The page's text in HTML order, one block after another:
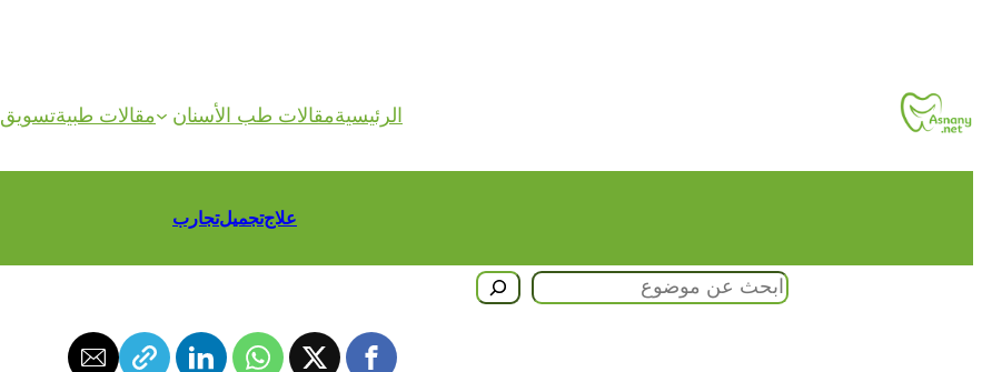
الرئيسيةمقالات طب الأسنان مقالات طبيةتسويق
علاجتجميلتجارب